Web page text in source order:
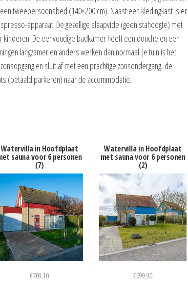
tweepersoonsbed (140×200 cm). Naast een kledingkast is er
apparaat. De gezellige slaapvide (geen stahoogte) met
De eenvoudige badkamer heeft een douche en een
langzamer en anders werken dan normaal. Je tuin is het
en sluit af met een prachtige zonsondergang, de
(betaald parkeren) naar de accommodatie.
Watervilla in Hoofdplaat
sauna voor 6 personen
(7)
€709,10
Watervilla in Hoofdplaat
met sauna voor 6 personen
(2)
€599,90